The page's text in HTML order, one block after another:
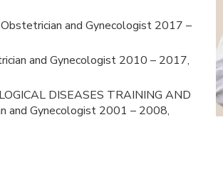
and Gynecologist 2017 –
and Gynecologist 2010 – 2017,
DISEASES TRAINING AND
and Gynecologist 2001 – 2008,